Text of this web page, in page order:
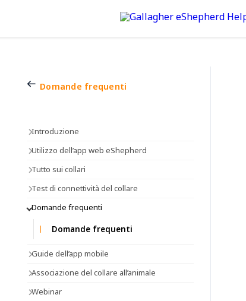
Domande frequenti
Introduzione
Utilizzo dell’app web eShepherd
Tutto sui collari
Test di connettività del collare
Domande frequenti
Domande frequenti
Guide dell’app mobile
Associazione del collare all’animale
Webinar